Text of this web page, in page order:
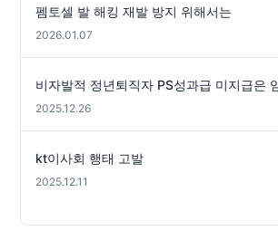
펨토셀 발 해킹 재발 방지 위해서는
2026.01.07
비자발적 정년퇴직자 PS성과급 미지급은
2025.12.26
kt이사회 행태 고발
2025.12.11